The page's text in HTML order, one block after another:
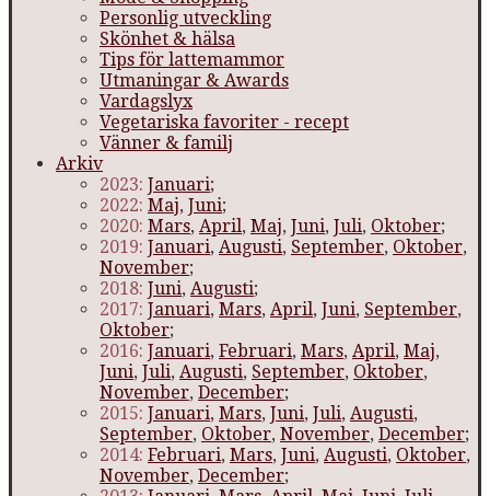
Personlig utveckling
Skönhet & hälsa
Tips för lattemammor
Utmaningar & Awards
Vardagslyx
Vegetariska favoriter - recept
Vänner & familj
Arkiv
2023: Januari;
2022: Maj, Juni;
2020: Mars, April, Maj, Juni, Juli, Oktober;
2019: Januari, Augusti, September, Oktober,
November;
2018: Juni, Augusti;
2017: Januari, Mars, April, Juni, September,
Oktober;
2016: Januari, Februari, Mars, April, Maj,
Juni, Juli, Augusti, September, Oktober,
November, December;
2015: Januari, Mars, Juni, Juli, Augusti,
September, Oktober, November, December;
2014: Februari, Mars, Juni, Augusti, Oktober,
November, December;